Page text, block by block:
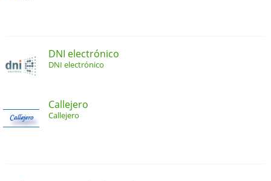
DNI electrónico
DNI electrónico
Callejero
Callejero